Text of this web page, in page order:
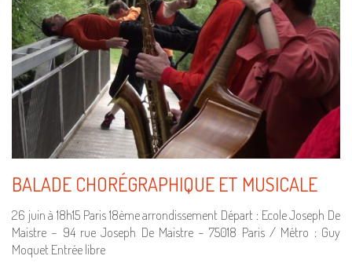
BALADE CHORÉGRAPHIQUE ET MUSICALE
26 juin à 18h15 Paris 18ème arrondissement Départ : Ecole Joseph De
Maistre – 94 rue Joseph De Maistre – 75018 Paris / Métro : Guy
Moquet Entrée libre